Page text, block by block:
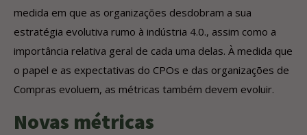
medida em que as organizações desdobram a sua
estratégia evolutiva rumo à indústria 4.0., assim como a
importância relativa geral de cada uma delas. À medida que
o papel e as expectativas do CPOs e das organizações de
Compras evoluem, as métricas também devem evoluir.
Novas métricas